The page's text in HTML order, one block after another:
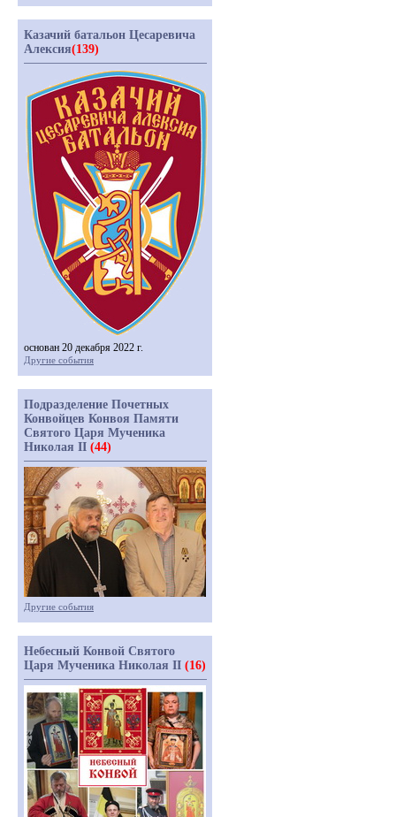
Казачий батальон Цесаревича
Алексия(139)
основан 20 декабря 2022 г.
Другие события
Подразделение Почетных
Конвойцев Конвоя Памяти
Святого Царя Мученика
Николая II (44)
Другие события
Небесный Конвой Святого
Царя Мученика Николая II (16)